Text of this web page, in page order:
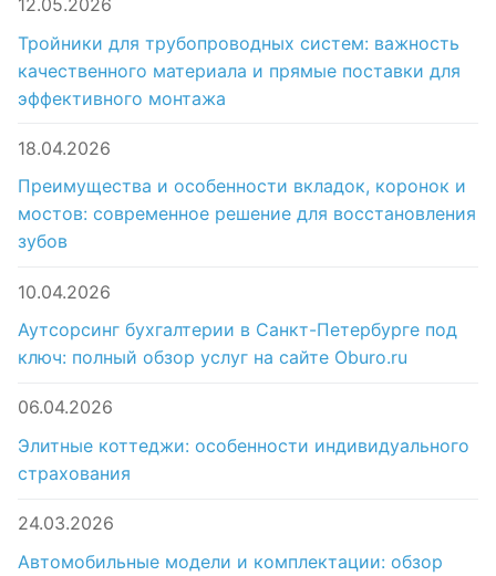
12.05.2026
Тройники для трубопроводных систем: важность
качественного материала и прямые поставки для
эффективного монтажа
18.04.2026
Преимущества и особенности вкладок, коронок и
мостов: современное решение для восстановления
зубов
10.04.2026
Аутсорсинг бухгалтерии в Санкт-Петербурге под
ключ: полный обзор услуг на сайте Oburo.ru
06.04.2026
Элитные коттеджи: особенности индивидуального
страхования
24.03.2026
Автомобильные модели и комплектации: обзор